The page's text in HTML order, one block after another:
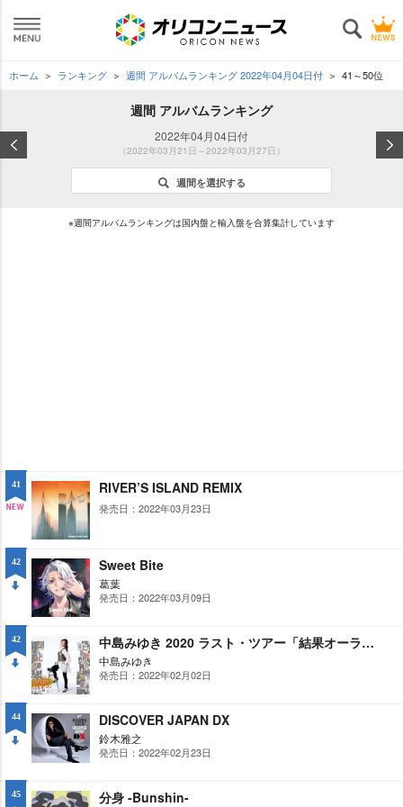
ホーム ランキング 週間 アルバムランキング 2022年04月04日付 41～50位
週間 アルバムランキング
2022年04月04日付
（2022年03月21日～2022年03月27日）
週間を選択する
※週間アルバムランキングは国内盤と輸入盤を合算集計しています
41
W
RIVER’S ISLAND REMIX
発売日：2022年03月23日
42
WN
Sweet Bite
葛葉
発売日：2022年03月09日
42
WN
中島みゆき 2020 ラスト・ツアー「結果オーライ」
中島みゆき
発売日：2022年02月02日
44
WN
DISCOVER JAPAN DX
鈴木雅之
発売日：2022年02月23日
45 分身 -Bunshin-